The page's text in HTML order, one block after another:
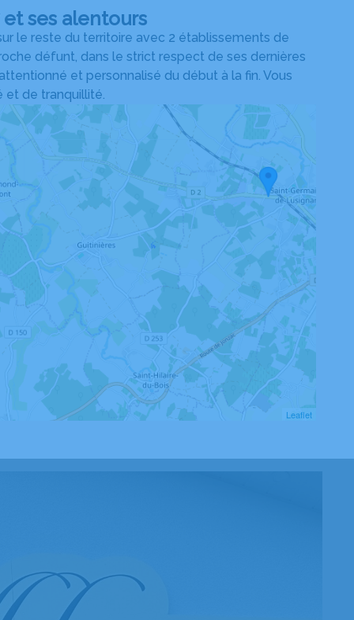
ses alentours
le reste du territoire avec 2 établissements de
défunt, dans le strict respect de ses dernières
et personnalisé du début à la fin. Vous
et de tranquillité.
Leaflet